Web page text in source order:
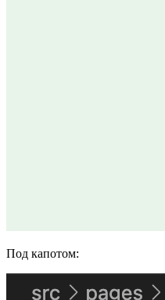
Под капотом: